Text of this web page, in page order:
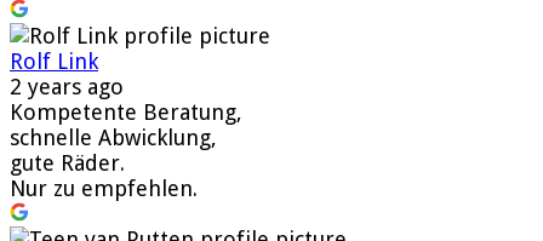
Rolf Link
2 years ago
Kompetente Beratung,
schnelle Abwicklung,
gute Räder.
Nur zu empfehlen.